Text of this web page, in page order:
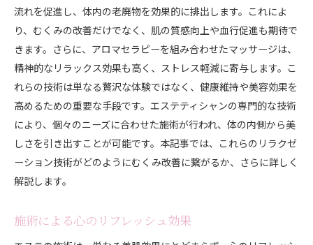
流れを促進し、体内の老廃物を効果的に排出します。これによ
り、むくみの改善だけでなく、肌の質感向上や血行促進も期待で
きます。さらに、アロマセラピーを組み合わせたマッサージは、
精神的なリラックス効果も高く、ストレス軽減に寄与します。こ
れらの技術は単なる贅沢な体験ではなく、健康維持や美容効果を
高めるための重要な手段です。エステティシャンの専門的な技術
により、個々のニーズに合わせた施術が行われ、体の内側から美
しさを引き出すことが可能です。本記事では、これらのリラクゼ
ーション技術がどのようにむくみ改善に繋がるか、さらに詳しく
解説します。
施術による心のリフレッシュ効果